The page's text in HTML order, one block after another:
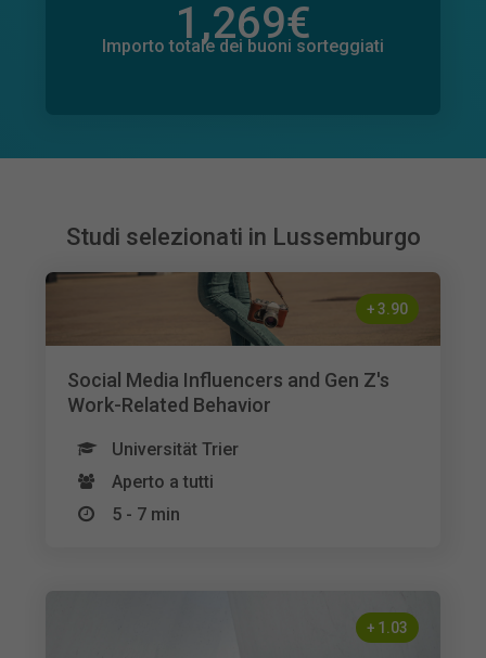
1,269€
Importo totale dei buoni sorteggiati
3€
Importo totale delle donazioni promesse
Studi selezionati in Lussemburgo
+3.90
Social Media Influencers and Gen Z's
Work-Related Behavior
Universität Trier
Aperto a tutti
5 - 7 min
+ 1.03